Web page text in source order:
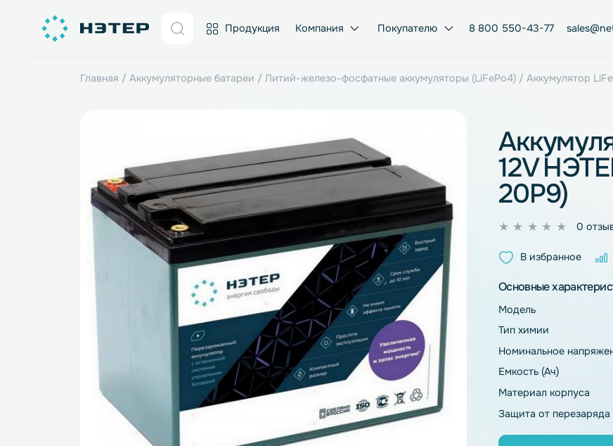
Продукция Компания Покупателю 8 800 550-43-
Главная /Аккумуляторные батареи/Литий-железо-фосфатные аккумуляторы (LiFePo4)/
12V
из
В
Тип химии
Емкость
Материал